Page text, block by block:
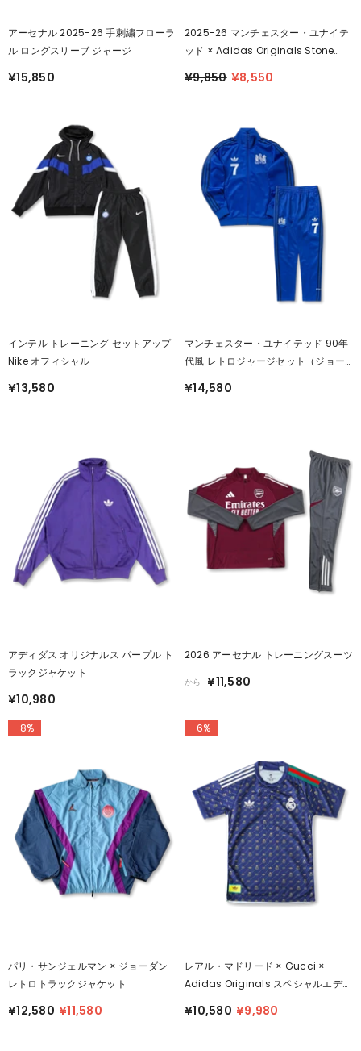
アーセナル 2025-26 手刺繍フローラ
ル ロングスリーブ ジャージ
¥15,850
2025-26 マンチェスター・ユナイテ
ッド × Adidas Originals Stone
¥9,850 ¥8,550
インテル トレーニング セットアップ
Nike オフィシャル
¥13,580
マンチェスター・ユナイテッド 90年
代風 レトロジャージセット（ジョー
¥14,580
アディダス オリジナルス パープル ト
ラックジャケット
¥10,980
2026 アーセナル トレーニングスーツ
から ¥11,580
-8%
パリ・サンジェルマン × ジョーダン
レトロトラックジャケット
¥12,580 ¥11,580
-6%
レアル・マドリード × Gucci ×
Adidas Originals スペシャルエディ
¥10,580 ¥9,980